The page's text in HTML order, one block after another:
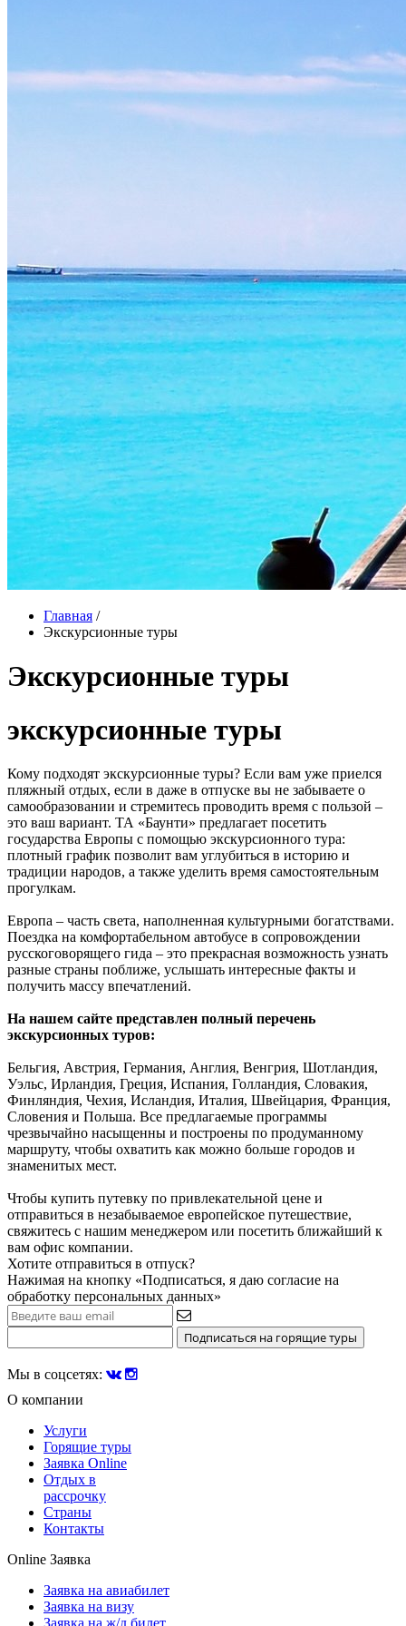
Главная /
Экскурсионные туры
Экскурсионные туры
экскурсионные туры
Кому подходят экскурсионные туры? Если вам уже приелся
пляжный отдых, если в даже в отпуске вы не забываете о
самообразовании и стремитесь проводить время с пользой –
это ваш вариант. ТА «Баунти» предлагает посетить
государства Европы с помощью экскурсионного тура:
плотный график позволит вам углубиться в историю и
традиции народов, а также уделить время самостоятельным
прогулкам.
Европа – часть света, наполненная культурными богатствами.
Поездка на комфортабельном автобусе в сопровождении
русскоговорящего гида – это прекрасная возможность узнать
разные страны поближе, услышать интересные факты и
получить массу впечатлений.
На нашем сайте представлен полный перечень
экскурсионных туров:
Бельгия, Австрия, Германия, Англия, Венгрия, Шотландия,
Уэльс, Ирландия, Греция, Испания, Голландия, Словакия,
Финляндия, Чехия, Исландия, Италия, Швейцария, Франция,
Словения и Польша. Все предлагаемые программы
чрезвычайно насыщенны и построены по продуманному
маршруту, чтобы охватить как можно больше городов и
знаменитых мест.
Чтобы купить путевку по привлекательной цене и
отправиться в незабываемое европейское путешествие,
свяжитесь с нашим менеджером или посетить ближайший к
вам офис компании.
Хотите отправиться в отпуск?
Нажимая на кнопку «Подписаться, я даю согласие на
обработку персональных данных»
Мы в соцсетях:
О компании
Услуги
Горящие туры
Заявка Online
Отдых в
рассрочку
Страны
Контакты
Online Заявка
Заявка на авиабилет
Заявка на визу